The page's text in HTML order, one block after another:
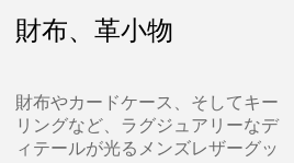
財布、革小物
財布やカードケース、そしてキー
リングなど、ラグジュアリーなデ
ィテールが光るメンズレザーグッ